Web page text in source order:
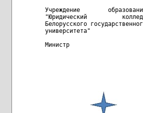
Учреждение
"Юридический
Белорусского
университета"
Министр